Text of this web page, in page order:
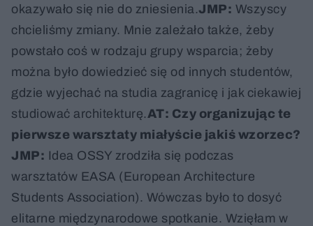
okazywało się nie do zniesienia.JMP: Wszyscy
chcieliśmy zmiany. Mnie zależało także, żeby
powstało coś w rodzaju grupy wsparcia; żeby
można było dowiedzieć się od innych studentów,
gdzie wyjechać na studia zagranicę i jak ciekawiej
studiować architekturę. AT: Czy organizując te
pierwsze warsztaty miałyście jakiś wzorzec?
JMP: Idea OSSY zrodziła się podczas
warsztatów EASA (European Architecture
Students Association). Wówczas było to dosyć
elitarne międzynarodowe spotkanie. Wzięłam w